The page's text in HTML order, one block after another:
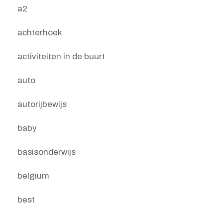
a2
achterhoek
activiteiten in de buurt
auto
autorijbewijs
baby
basisonderwijs
belgium
best